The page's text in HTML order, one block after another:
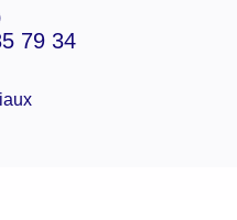
79 34